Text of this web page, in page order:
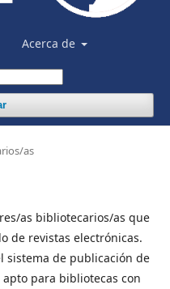
Acerca de
as
as bibliotecarios/as que
de revistas electrónicas.
sistema de publicación de
para bibliotecas con